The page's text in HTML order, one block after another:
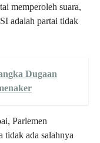
memperoleh suara,
adalah partai tidak
Dugaan
Parlemen
tidak ada salahnya